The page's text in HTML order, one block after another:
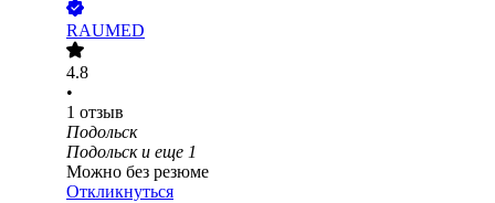
RAUMED
4.8
•
1 отзыв
Подольск
Подольск и еще 1
Можно без резюме
Откликнуться